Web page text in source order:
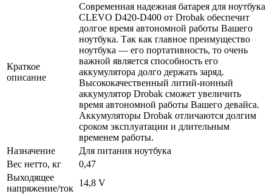
Краткое
описание
Современная надежная батарея для ноутбука
CLEVO D420-D400 от Drobak обеспечит
долгое время автономной работы Вашего
ноутбука. Так как главное преимущество
ноутбука — его портативность, то очень
важной является способность его
аккумулятора долго держать заряд.
Высококачественный литий-ионный
аккумулятор Drobak сможет увеличить
время автономной работы Вашего девайса.
Аккумуляторы Drobak отличаются долгим
сроком эксплуатации и длительным
временем работы.
Назначение
Для питания ноутбука
Вес нетто, кг
0,47
Выходящее
напряжение/ток
14,8 V